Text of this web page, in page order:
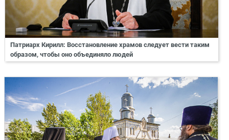
Патриарх Кирилл: Восстановление храмов следует вести таким
образом, чтобы оно объединяло людей